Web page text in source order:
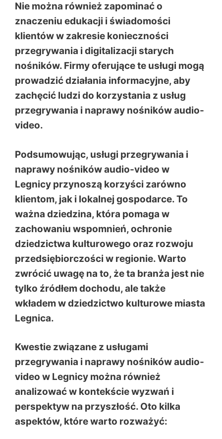
Nie można również zapominać o
znaczeniu edukacji i świadomości
klientów w zakresie konieczności
przegrywania i digitalizacji starych
nośników. Firmy oferujące te usługi mogą
prowadzić działania informacyjne, aby
zachęcić ludzi do korzystania z usług
przegrywania i naprawy nośników audio-
video.
Podsumowując, usługi przegrywania i
naprawy nośników audio-video w
Legnicy przynoszą korzyści zarówno
klientom, jak i lokalnej gospodarce. To
ważna dziedzina, która pomaga w
zachowaniu wspomnień, ochronie
dziedzictwa kulturowego oraz rozwoju
przedsiębiorczości w regionie. Warto
zwrócić uwagę na to, że ta branża jest nie
tylko źródłem dochodu, ale także
wkładem w dziedzictwo kulturowe miasta
Legnica.
Kwestie związane z usługami
przegrywania i naprawy nośników audio-
video w Legnicy można również
analizować w kontekście wyzwań i
perspektyw na przyszłość. Oto kilka
aspektów, które warto rozważyć: